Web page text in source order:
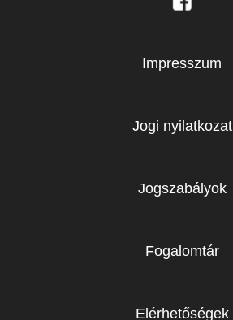
Impresszum
Jogi nyilatkozat
Jogszabályok
Fogalomtár
Elérhetőségek